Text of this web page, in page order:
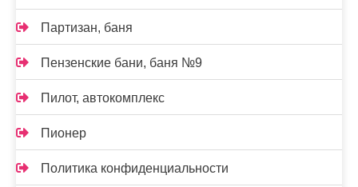
Партизан, баня
Пензенские бани, баня №9
Пилот, автокомплекс
Пионер
Политика конфиденциальности